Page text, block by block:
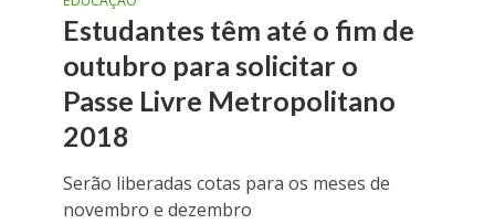
Estudantes têm até o fim de
outubro para solicitar o
Passe Livre Metropolitano
2018
Serão liberadas cotas para os meses de
novembro e dezembro